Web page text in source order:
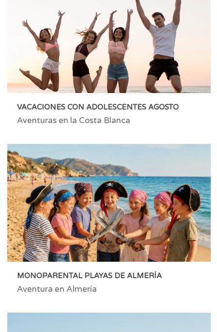
VACACIONES CON ADOLESCENTES AGOSTO
Aventuras en la Costa Blanca
MONOPARENTAL PLAYAS DE ALMERÍA
Aventura en Almería